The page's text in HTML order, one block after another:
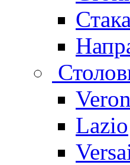
Lazio